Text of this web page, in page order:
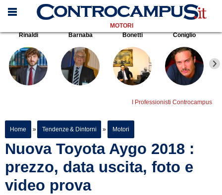
MOTORI
Rinaldi
Barnaba Bonetti Coniglio
I Professionisti Controcampus
Home » Tendenze & Dintorni » Motori
Nuova Toyota Aygo 2018 :
prezzo, data uscita, foto e
video prova